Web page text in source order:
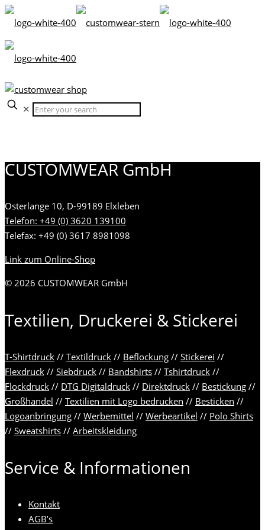
✕
CUSTOMWEAR GmbH
Osterlange 10, D-99189 Elxleben
Telefon: +49 (0) 3620 139100
Telefax: +49 (0) 3617 8981098
Link zum Online-Shop
© 2026 CUSTOMWEAR GmbH
Textilien, Druckerei & Stickerei
T-Shirtdruck // Textildruck // Beflockung // Stickerei //
Flexdruck // Siebdruck // Bandshirts // Tshirtdruck //
Flockdruck // DTG Digitaldruck // Direktdruck // Bestickung //
Großhandel // Textilien mit Logo bedrucken // Besticken //
Logoanbringung // Werbemittel // Werbeartikel // Polo Shirts
// Sweatshirts // Arbeitskleidung
Service & Informationen
Kontakt
AGB’s